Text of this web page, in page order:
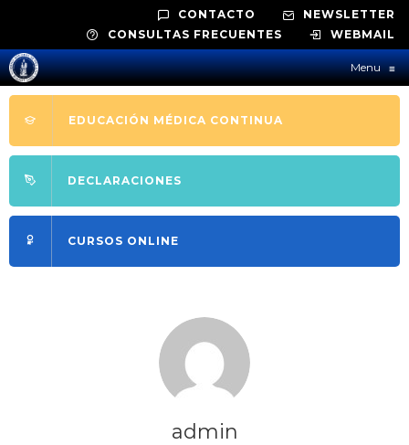
CONTACTO
NEWSLETTER
CONSULTAS FRECUENTES
WEBMAIL
Menu≡
EDUCACIÓN MÉDICA CONTINUA
DECLARACIONES
CURSOS ONLINE
admin